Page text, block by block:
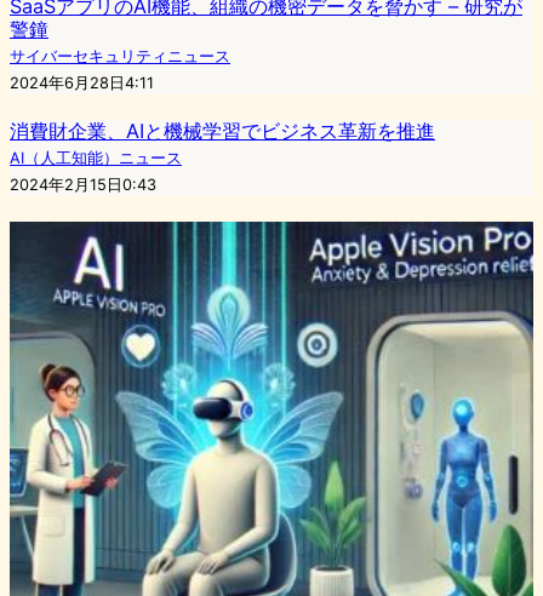
SaaSアプリのAI機能、組織の機密データを脅かす – 研究が
警鐘
サイバーセキュリティニュース
2024年6月28日4:11
消費財企業、AIと機械学習でビジネス革新を推進
AI（人工知能）ニュース
2024年2月15日0:43